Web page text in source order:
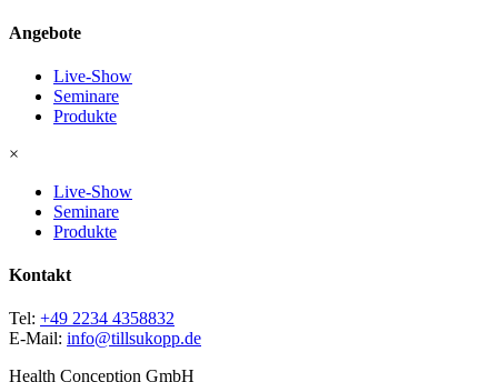
Angebote
Live-Show
Seminare
Produkte
×
Live-Show
Seminare
Produkte
Kontakt
Tel: +49 2234 4358832
E-Mail: info@tillsukopp.de
Health Conception GmbH